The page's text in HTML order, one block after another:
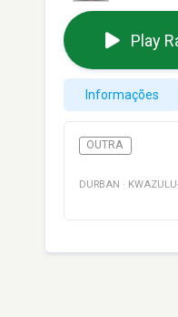
Play
Informações
OUTRA
DURBAN ·